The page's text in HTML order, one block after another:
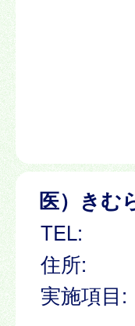
医）きむ
TEL:
住所:
実施項目: